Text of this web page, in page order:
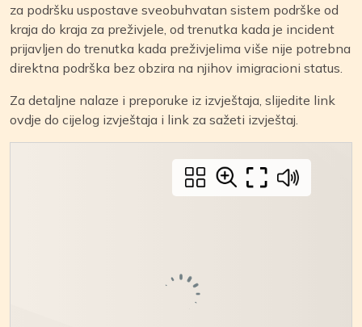
za podršku uspostave sveobuhvatan sistem podrške od
kraja do kraja za preživjele, od trenutka kada je incident
prijavljen do trenutka kada preživjelima više nije potrebna
direktna podrška bez obzira na njihov imigracioni status.
Za detaljne nalaze i preporuke iz izvještaja, slijedite link
ovdje do cijelog izvještaja i link za sažeti izvještaj.